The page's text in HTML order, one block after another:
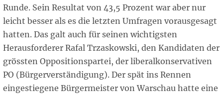
Runde. Sein Resultat von 43,5 Prozent war aber nur
leicht besser als es die letzten Umfragen vorausgesagt
hatten. Das galt auch für seinen wichtigsten
Herausforderer Rafal Trzaskowski, den Kandidaten der
grössten Oppositionspartei, der liberalkonservativen
PO (Bürgerverständigung). Der spät ins Rennen
eingestiegene Bürgermeister von Warschau hatte eine